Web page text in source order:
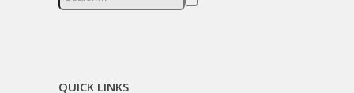
QUICK LINKS